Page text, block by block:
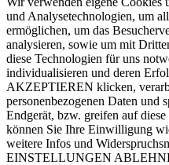
und Analysetechnologien, um
ermöglichen, um das
analysieren, sowie um mit
diese Technologien für uns
individualisieren und deren
AKZEPTIEREN klicken,
personenbezogenen Daten und
Endgerät, bzw. greifen auf
können Sie Ihre Einwilligung
weitere Infos und
EINSTELLUNGEN